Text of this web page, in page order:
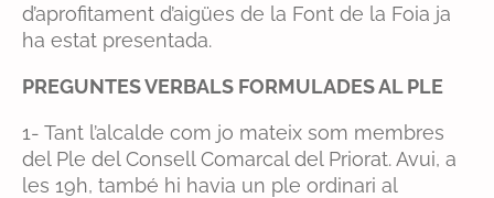
d’aprofitament d’aigües de la Font de la Foia ja
ha estat presentada.
PREGUNTES VERBALS FORMULADES AL PLE
1- Tant l’alcalde com jo mateix som membres
del Ple del Consell Comarcal del Priorat. Avui, a
les 19h, també hi havia un ple ordinari al